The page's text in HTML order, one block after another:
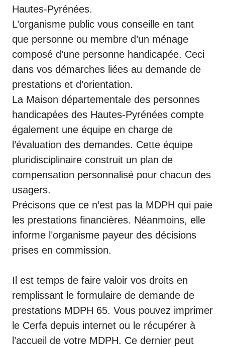
Hautes-Pyrénées.
L’organisme public vous conseille en tant
que personne ou membre d’un ménage
composé d’une personne handicapée. Ceci
dans vos démarches liées au demande de
prestations et d’orientation.
La Maison départementale des personnes
handicapées des Hautes-Pyrénées compte
également une équipe en charge de
l’évaluation des demandes. Cette équipe
pluridisciplinaire construit un plan de
compensation personnalisé pour chacun des
usagers.
Précisons que ce n’est pas la MDPH qui paie
les prestations financières. Néanmoins, elle
informe l’organisme payeur des décisions
prises en commission.
Il est temps de faire valoir vos droits en
remplissant le formulaire de demande de
prestations MDPH 65. Vous pouvez imprimer
le Cerfa depuis internet ou le récupérer à
l’accueil de votre MDPH. Ce dernier peut